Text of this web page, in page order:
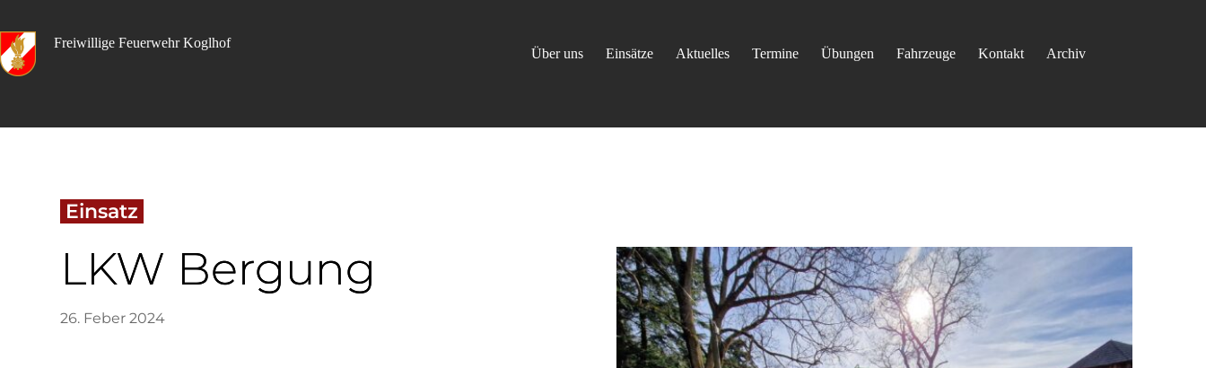
content
Freiwillige Feuerwehr Koglhof
Über uns Einsätze Aktuelles Termine Übungen Fahrzeuge Kontakt Archiv
Einsatz
LKW Bergung
26. Feber 2024